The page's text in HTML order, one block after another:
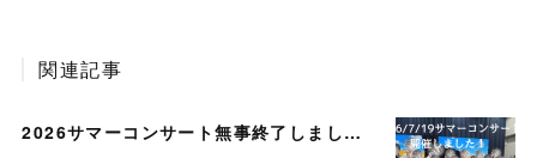
関連記事
2026サマーコンサート無事終了しました。